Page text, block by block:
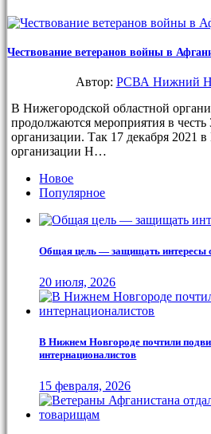
Чествование ветеранов войны в
Автор: РСВА Нижний
В Нижегородской областной
продолжаются мероприятия в честь
организации. Так 17 декабря 2021
организации Н…
Новое
Популярное
Общая цель — защищать интересы
20 июля, 2026
В Нижнем Новгороде почтили
интернационалистов
15 февраля, 2026